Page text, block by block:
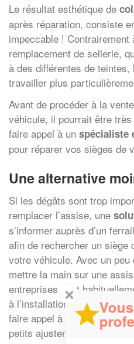
Le résultat esthétique de
après réparation, consiste
impeccable ! Contrairement
remplacement de sellerie,
à des différentes de
travailler plus
Avant de procéder à la
véhicule, il pourrait être
faire appel à un spécialiste
pour réparer vos sièges de
Une alternative
Si les dégâts sont trop
remplacer l’assise, une
s’informer auprès d’un
afin de rechercher un siège
votre véhicule. Avec un
mettre la main sur une
entreprises sont
à l’installation à peu de
faire appel à un centre
petits ajustements.
✕